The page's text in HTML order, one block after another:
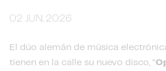
02 JUN. 2026
El dúo alemán de música
tienen en la calle su nuevo disco, “